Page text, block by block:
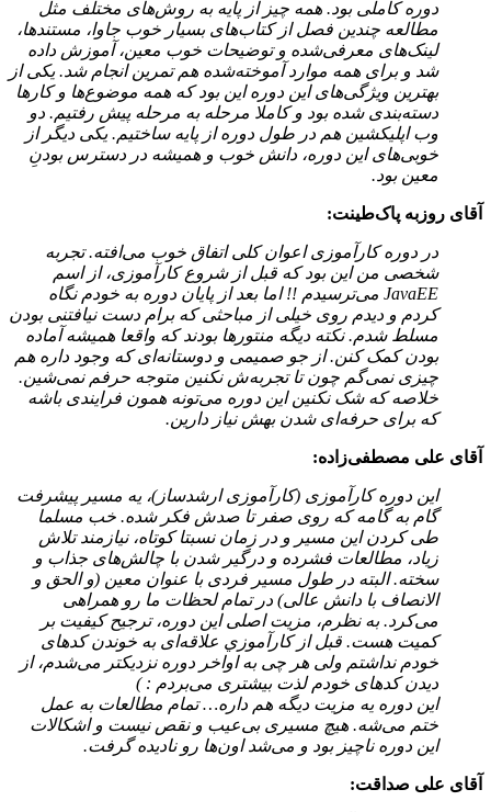
دوره کاملی بود. همه چیز از پایه به روش‌های مختلف مثل
مطالعه چندین فصل از کتاب‌های بسیار خوب جاوا، مستندها،
لینک‌های معرفی‌شده و توضیحات خوب معین، آموزش داده
شد و برای همه موارد آموخته‌شده هم تمرین انجام شد. یکی از
بهترین ویژگی‌های این دوره این بود که همه موضوع‌ها و کارها
دسته‌بندی شده بود و کاملا مرحله به مرحله پیش رفتیم. دو
وب اپلیکشین هم در طول دوره از پایه ساختیم. یکی دیگر از
خوبی‌های این دوره، دانش خوب و همیشه در دسترس بودنِ
معین بود.
آقای روزبه پاک‌طینت:
در دوره کارآموزی اعوان کلی اتفاق خوب می‌افته. تجربه
شخصی من این بود که قبل از شروع کارآموزی، از اسم
JavaEE می‌ترسیدم !! اما بعد از پایان دوره به خودم نگاه
کردم و دیدم روی خیلی از مباحثی که برام دست نیافتنی بودن
مسلط شدم. نکته دیگه منتورها بودند که واقعا همیشه آماده
بودن کمک کنن. از جو صمیمی و دوستانه‌ای که وجود داره هم
چیزی نمی‌گم چون تا تجربه‌ش نکنین متوجه حرفم نمی‌شین.
خلاصه که شک نکنین این دوره می‌تونه همون فرایندی باشه
که برای حرفه‌ای شدن بهش نیاز دارین.
آقای علی مصطفی‌زاده:
این دوره کارآموزی (کارآموزی ارشدساز)، یه مسیر پیشرفت
گام به گامه که روی صفر تا صدش فکر شده. خب مسلما
طی کردن این مسیر و در زمان نسبتا کوتاه، نیازمند تلاش
زیاد، مطالعات فشرده و درگیر شدن با چالش‌های جذاب و
سخته. البته در طول مسیر فردی با عنوان معین (و الحق و
الانصاف با دانش عالی) در تمام لحظات ما رو همراهی
می‌کرد. به نظرم، مزیت اصلی این دوره، ترجیح کیفیت بر
کمیت هست. قبل از کارآموزي علاقه‌ای به خوندن کدهای
خودم نداشتم ولی هر چی به اواخر دوره نزدیکتر می‌شدم، از
دیدن کدهای خودم لذت بیشتری می‌بردم : )
این دوره یه مزیت دیگه هم داره… تمام مطالعات به عمل
ختم می‌شه. هیچ مسیری بی‌عیب و نقص نیست و اشکالات
این دوره ناچیز بود و می‌شد اون‌ها رو نادیده گرفت.
آقای علی صداقت: